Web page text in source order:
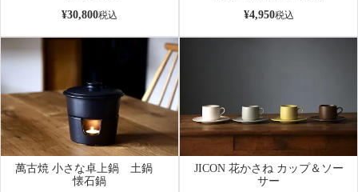
¥30,800税込
¥4,950税込
萬古焼 小さな卓上鍋 土鍋
懐石鍋
JICON 花かさね カップ＆ソー
サー